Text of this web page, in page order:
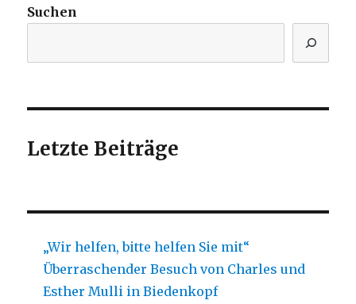
Suchen
Letzte Beiträge
„Wir helfen, bitte helfen Sie mit“
Überraschender Besuch von Charles und
Esther Mulli in Biedenkopf